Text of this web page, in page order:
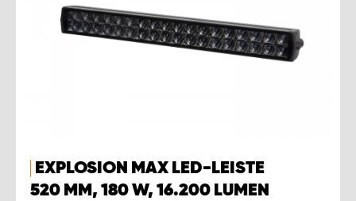
EXPLOSION MAX LED-LEISTE
520 MM, 180 W, 16.200 LUMEN